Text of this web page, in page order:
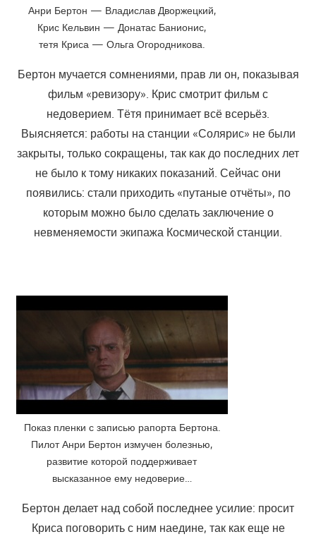
Анри Бертон — Владислав Дворжецкий,
Крис Кельвин — Донатас Банионис,
тетя Криса — Ольга Огородникова.
Бертон мучается сомнениями, прав ли он, показывая
фильм «ревизору». Крис смотрит фильм с
недоверием. Тётя принимает всё всерьёз.
Выясняется: работы на станции «Солярис» не были
закрыты, только сокращены, так как до последних лет
не было к тому никаких показаний. Сейчас они
появились: стали приходить «путаные отчёты», по
которым можно было сделать заключение о
невменяемости экипажа Космической станции.
Показ пленки с записью рапорта Бертона.
Пилот Анри Бертон измучен болезнью,
развитие которой поддерживает
высказанное ему недоверие…
Бертон делает над собой последнее усилие: просит
Криса поговорить с ним наедине, так как еще не